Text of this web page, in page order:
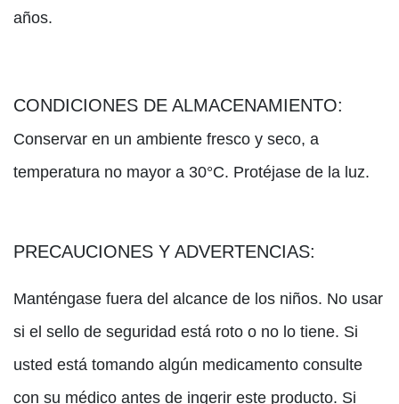
años.
CONDICIONES DE ALMACENAMIENTO:
Conservar en un ambiente fresco y seco, a
temperatura no mayor a 30°C. Protéjase de la luz.
PRECAUCIONES Y ADVERTENCIAS:
Manténgase fuera del alcance de los niños. No usar
si el sello de seguridad está roto o no lo tiene. Si
usted está tomando algún medicamento consulte
con su médico antes de ingerir este producto. Si